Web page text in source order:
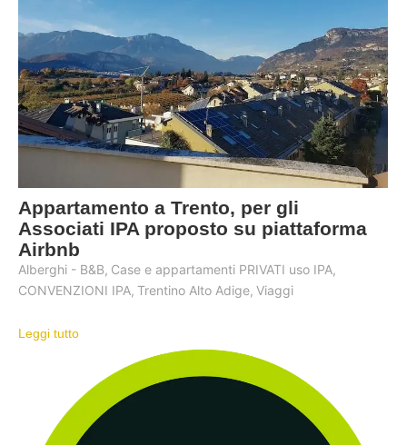
Appartamento a Trento, per gli
Associati IPA proposto su piattaforma
Airbnb
Alberghi - B&B, Case e appartamenti PRIVATI uso IPA,
CONVENZIONI IPA, Trentino Alto Adige, Viaggi
Leggi tutto